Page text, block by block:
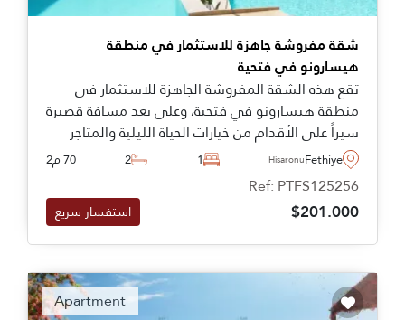
شقة مفروشة جاهزة للاستثمار في منطقة
هيسارونو في فتحية
تقع هذه الشقة المفروشة الجاهزة للاستثمار في
منطقة هيسارونو في فتحية، وعلى بعد مسافة قصيرة
سيراً على الأقدام من خيارات الحياة الليلية والمتاجر
والمطاعم والبارات الشهيرة.
Fethiye
Hisaronu
1
2 70 م2
Ref: PTFS125256
$201.000 استفسار سريع
Apartment